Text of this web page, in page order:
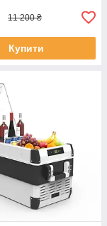
11 200 ₴
Купити